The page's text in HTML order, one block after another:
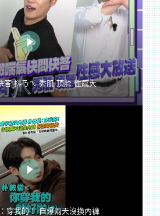
答 抖ㄋㄟ 秀肌 頂胯 性感大
穿我的！ 自爆兩天沒換內褲